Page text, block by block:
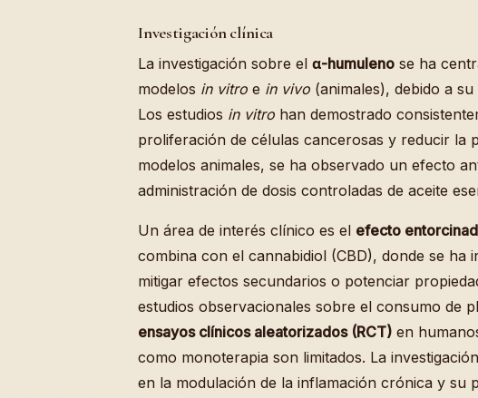
Investigación clínica
La investigación sobre el α-humuleno se ha
modelos in vitro e in vivo (animales), debido a
Los estudios in vitro han demostrado
proliferación de células cancerosas y reducir la
modelos animales, se ha observado un efecto
administración de dosis controladas de aceite
Un área de interés clínico es el efecto
combina con el cannabidiol (CBD), donde se ha
mitigar efectos secundarios o potenciar
estudios observacionales sobre el consumo de
ensayos clínicos aleatorizados (RCT) en
como monoterapia son limitados. La
en la modulación de la inflamación crónica y su